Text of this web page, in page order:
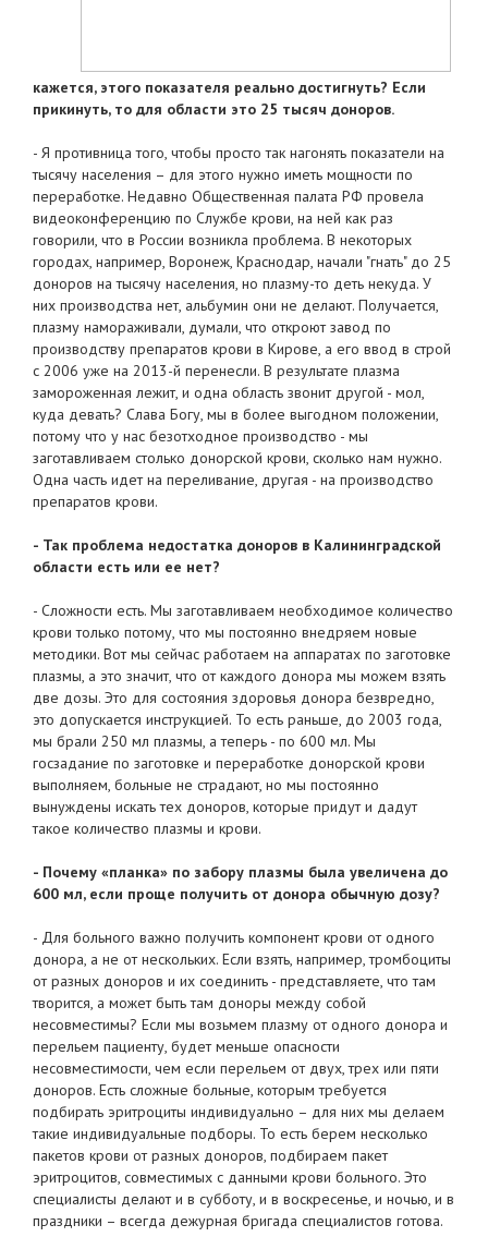
кажется, этого показателя реально достигнуть? Если
прикинуть, то для области это 25 тысяч доноров.
- Я противница того, чтобы просто так нагонять показатели на
тысячу населения – для этого нужно иметь мощности по
переработке. Недавно Общественная палата РФ провела
видеоконференцию по Службе крови, на ней как раз
говорили, что в России возникла проблема. В некоторых
городах, например, Воронеж, Краснодар, начали "гнать" до 25
доноров на тысячу населения, но плазму-то деть некуда. У
них производства нет, альбумин они не делают. Получается,
плазму намораживали, думали, что откроют завод по
производству препаратов крови в Кирове, а его ввод в строй
с 2006 уже на 2013-й перенесли. В результате плазма
замороженная лежит, и одна область звонит другой - мол,
куда девать? Слава Богу, мы в более выгодном положении,
потому что у нас безотходное производство - мы
заготавливаем столько донорской крови, сколько нам нужно.
Одна часть идет на переливание, другая - на производство
препаратов крови.
- Так проблема недостатка доноров в Калининградской
области есть или ее нет?
- Сложности есть. Мы заготавливаем необходимое количество
крови только потому, что мы постоянно внедряем новые
методики. Вот мы сейчас работаем на аппаратах по заготовке
плазмы, а это значит, что от каждого донора мы можем взять
две дозы. Это для состояния здоровья донора безвредно,
это допускается инструкцией. То есть раньше, до 2003 года,
мы брали 250 мл плазмы, а теперь - по 600 мл. Мы
госзадание по заготовке и переработке донорской крови
выполняем, больные не страдают, но мы постоянно
вынуждены искать тех доноров, которые придут и дадут
такое количество плазмы и крови.
- Почему «планка» по забору плазмы была увеличена до
600 мл, если проще получить от донора обычную дозу?
- Для больного важно получить компонент крови от одного
донора, а не от нескольких. Если взять, например, тромбоциты
от разных доноров и их соединить - представляете, что там
творится, а может быть там доноры между собой
несовместимы? Если мы возьмем плазму от одного донора и
перельем пациенту, будет меньше опасности
несовместимости, чем если перельем от двух, трех или пяти
доноров. Есть сложные больные, которым требуется
подбирать эритроциты индивидуально – для них мы делаем
такие индивидуальные подборы. То есть берем несколько
пакетов крови от разных доноров, подбираем пакет
эритроцитов, совместимых с данными крови больного. Это
специалисты делают и в субботу, и в воскресенье, и ночью, и в
праздники – всегда дежурная бригада специалистов готова.